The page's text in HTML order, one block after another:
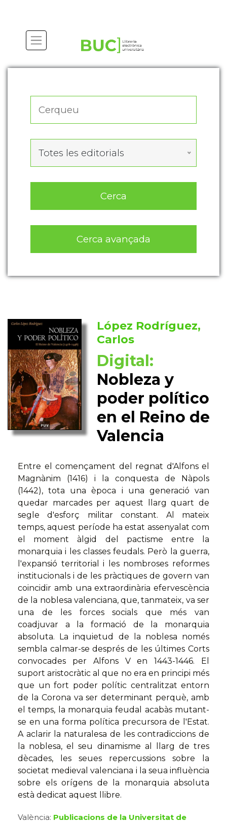
Totes les editorials
Cerca
Cerca avançada
López Rodríguez,
Carlos
Digital:
Nobleza y
poder político
en el Reino de
Valencia
Entre el començament del regnat d'Alfons el
Magnànim (1416) i la conquesta de Nàpols
(1442), tota una època i una generació van
quedar marcades per aquest llarg quart de
segle d'esforç militar constant. Al mateix
temps, aquest període ha estat assenyalat com
el moment àlgid del pactisme entre la
monarquia i les classes feudals. Però la guerra,
l'expansió territorial i les nombroses reformes
institucionals i de les pràctiques de govern van
coincidir amb una extraordinària efervescència
de la noblesa valenciana, que, tanmateix, va ser
una de les forces socials que més van
coadjuvar a la formació de la monarquia
absoluta. La inquietud de la noblesa només
sembla calmar-se després de les últimes Corts
convocades per Alfons V en 1443-1446. El
suport aristocràtic al que no era en principi més
que un fort poder polític centralitzat entorn
de la Corona va ser determinant perquè, amb
el temps, la monarquia feudal acabàs mutant-
se en una forma política precursora de l'Estat.
A aclarir la naturalesa de les contradiccions de
la noblesa, el seu dinamisme al llarg de tres
dècades, les seues repercussions sobre la
societat medieval valenciana i la seua influència
sobre els orígens de la monarquia absoluta
està dedicat aquest llibre.
València: Publicacions de la Universitat de